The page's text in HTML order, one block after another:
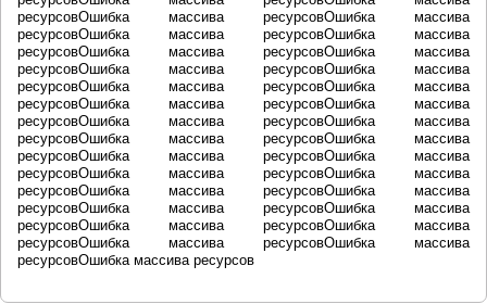
ресурсовОшибка массива ресурсовОшибка массива
ресурсовОшибка массива ресурсовОшибка массива
ресурсовОшибка массива ресурсовОшибка массива
ресурсовОшибка массива ресурсовОшибка массива
ресурсовОшибка массива ресурсовОшибка массива
ресурсовОшибка массива ресурсовОшибка массива
ресурсовОшибка массива ресурсовОшибка массива
ресурсовОшибка массива ресурсовОшибка массива
ресурсовОшибка массива ресурсовОшибка массива
ресурсовОшибка массива ресурсовОшибка массива
ресурсовОшибка массива ресурсовОшибка массива
ресурсовОшибка массива ресурсовОшибка массива
ресурсовОшибка массива ресурсовОшибка массива
ресурсовОшибка массива ресурсовОшибка массива
ресурсовОшибка массива ресурсов